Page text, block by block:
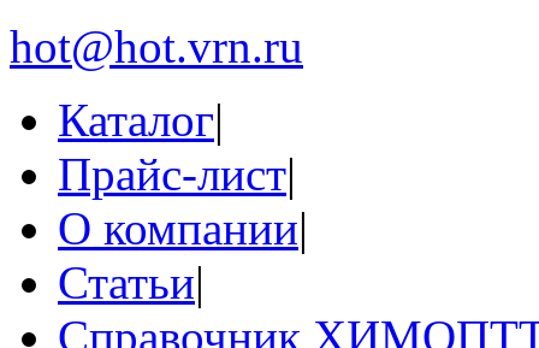
hot@hot.vrn.ru
Каталог|
Прайс-лист|
О компании|
Статьи|
Справочник